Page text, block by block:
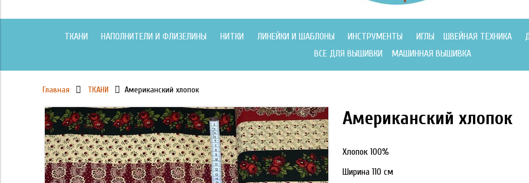
ТКАНИ НАПОЛНИТЕЛИ И ФЛИЗЕЛИНЫ НИТКИ ЛИНЕЙКИ И ШАБЛОНЫ ИНСТРУМЕНТЫ ИГЛЫ ШВЕЙНАЯ ТЕХНИКА
ВСЕ ДЛЯ ВЫШИВКИ
МАШИННАЯ ВЫШИВКА
Главная ТКАНИ Американский хлопок
Американский хлопок
Хлопок 100%
Ширина 110 см